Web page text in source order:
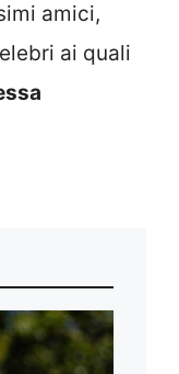
amici,
ai quali